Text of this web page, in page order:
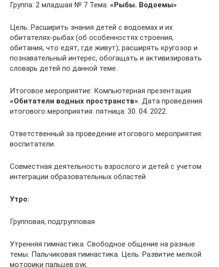
Группа: 2 младшая № 7 Тема: «Рыбы. Водоемы»
Цель: Расширить знания детей с водоемах и их
обитателях-рыбах (об особенностях строения,
обитания, что едят, где живут); расширять кругозор и
познавательный интерес, обогащать и активизировать
словарь детей по данной теме.
Итоговое мероприятие: Компьютерная презентация
«Обитатели водных пространств». Дата проведения
итогового мероприятия: пятница: 30. 04. 2022.
Ответственный за проведение итогового мероприятия:
воспитатели.
Совместная деятельность взрослого и детей с учетом
интеграции образовательных областей
Утро:
Групповая, подгрупповая
Утренняя гимнастика. Свободное общение на разные
темы. Пальчиковая гимнастика. Цель: Развитие мелкой
моторики пальцев рук.